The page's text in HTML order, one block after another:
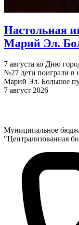
Настольная
Марий Эл.
7 августа ко Дню
№27 дети поиграли в
Марий Эл. Большое
7 август 2026
Муниципальное
"Централизованная